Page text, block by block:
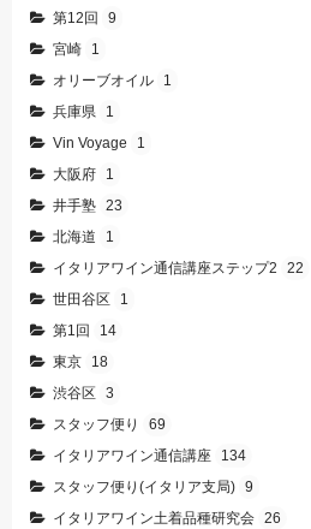
第12回
9
宮崎
1
オリーブオイル
1
兵庫県
1
Vin Voyage
1
大阪府
1
井手塾 23
北海道
1
イタリアワイン通信講座ステップ2
22
世田谷区
1
第1回
14
東京
18
渋谷区 3
スタッフ便り
69
イタリアワイン通信講座
134
スタッフ便り(イタリア支局) 9
イタリアワイン土着品種研究会 26